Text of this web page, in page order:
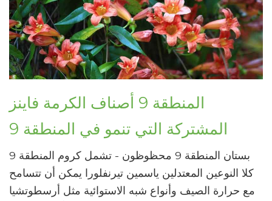
المنطقة 9 أصناف الكرمة فاينز
المشتركة التي تنمو في المنطقة 9
بستان المنطقة 9 محظوظون - تشمل كروم المنطقة 9
كلا النوعين المعتدلين ياسمين تيرنفلورا يمكن أن تتسامح
مع حرارة الصيف وأنواع شبه الاستوائية مثل أرسطوتشيا